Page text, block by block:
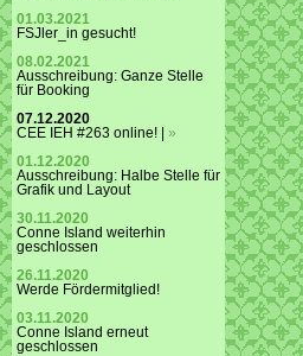
01.03.2021
FSJler_in gesucht!
08.02.2021
Ausschreibung: Ganze Stelle
für Booking
07.12.2020
CEE IEH #263 online! | »
01.12.2020
Ausschreibung: Halbe Stelle für
Grafik und Layout
30.11.2020
Conne Island weiterhin
geschlossen
26.11.2020
Werde Fördermitglied!
03.11.2020
Conne Island erneut
geschlossen